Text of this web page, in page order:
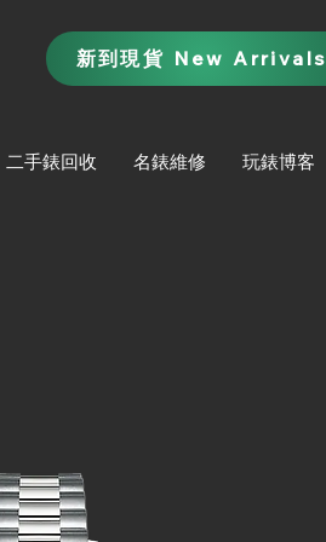
新到現貨 New Arrivals
二手錶回收 名錶維修 玩錶博客